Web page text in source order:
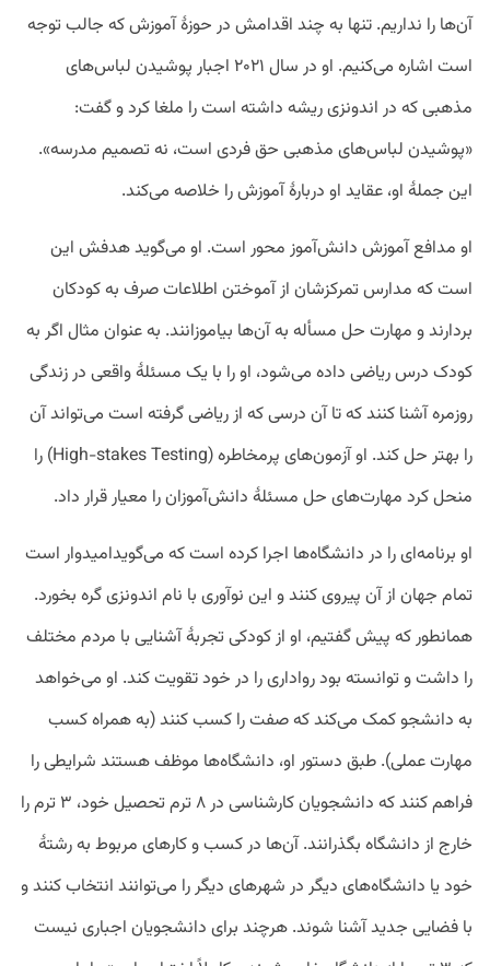
آن‌ها را نداریم. تنها به چند اقدامش در حوزۀ آموزش که جالب توجه
است اشاره می‌کنیم. او در سال ۲۰۲۱ اجبار پوشیدن لباس‌های
مذهبی که در اندونزی ریشه داشته است را ملغا کرد و گفت:
«پوشیدن لباس‌های مذهبی حق فردی است، نه تصمیم مدرسه».
این جملۀ او، عقاید او دربارۀ آموزش را خلاصه می‌کند.
او مدافع آموزش دانش‌آموز محور است. او می‌گوید هدفش این
است که مدارس تمرکزشان از آموختن اطلاعات صرف به کودکان
بردارند و مهارت حل مسأله به آن‌ها بیاموزانند. به عنوان مثال اگر به
کودک درس ریاضی داده می‌شود، او را با یک مسئلۀ واقعی در زندگی
روزمره آشنا کنند که تا آن درسی که از ریاضی گرفته است می‌تواند آن
را بهتر حل کند. او آزمون‌های پرمخاطره (High-stakes Testing) را
منحل کرد مهارت‌های حل مسئلۀ دانش‌آموزان را معیار قرار داد.
او برنامه‌ای را در دانشگاه‌ها اجرا کرده است که می‌گوید‌امیدوار است
تمام جهان از آن پیروی کنند و این نوآوری با نام اندونزی گره بخورد.
همانطور که پیش گفتیم، او از کودکی تجربۀ آشنایی با مردم مختلف
را داشت و توانسته بود رواداری را در خود تقویت کند. او می‌خواهد
به دانشجو کمک می‌کند که صفت را کسب کنند (به همراه کسب
مهارت عملی). طبق دستور او، دانشگاه‌ها موظف هستند شرایطی را
فراهم کنند که دانشجویان کارشناسی در ۸ ترم تحصیل خود، ۳ ترم را
خارج از دانشگاه بگذرانند. آن‌ها در کسب و کار‌های مربوط به رشتۀ
خود یا دانشگاه‌های دیگر در شهر‌های دیگر را می‌توانند انتخاب کنند و
با فضایی جدید آشنا شوند. هرچند برای دانشجویان اجباری نیست